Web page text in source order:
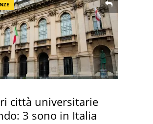
città universitarie
3 sono in Italia